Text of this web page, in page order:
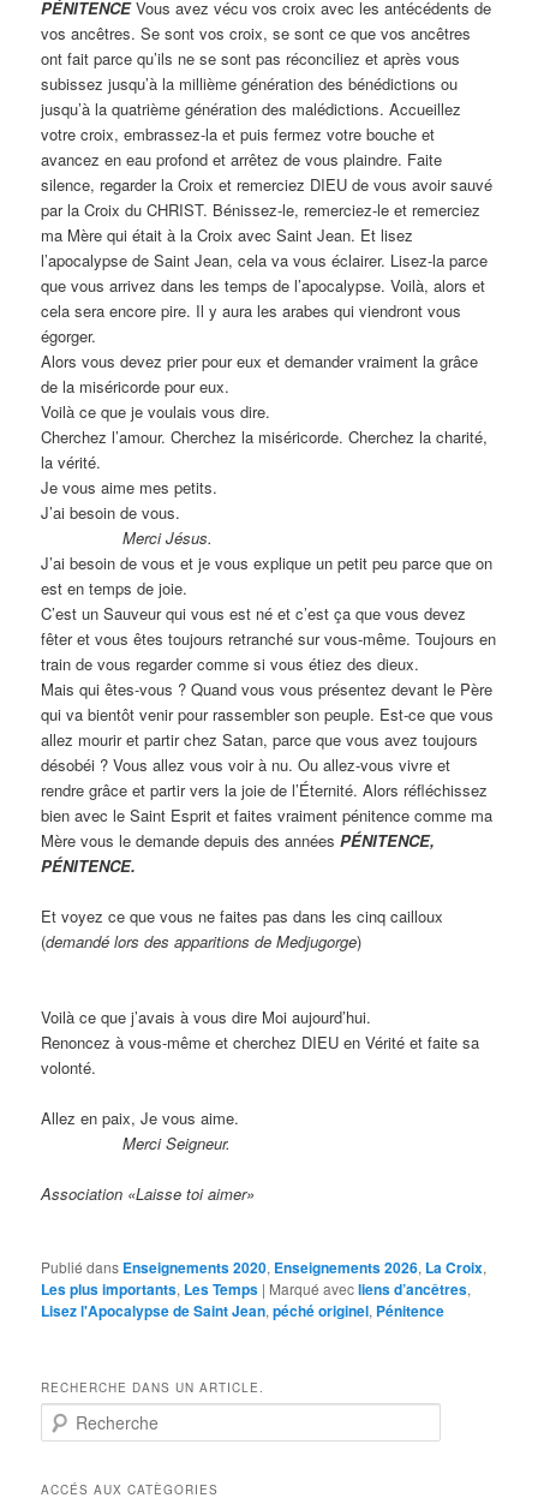
PÉNITENCEVous avez vécu vos croix avec les antécédents de
vos ancêtres. Se sont vos croix, se sont ce que vos ancêtres
ont fait parce qu’ils ne se sont pas réconciliez et après vous
subissez jusqu’à la millième génération des bénédictions ou
jusqu’à la quatrième génération des malédictions. Accueillez
votre croix, embrassez-la et puis fermez votre bouche et
avancez en eau profond et arrêtez de vous plaindre. Faite
silence, regarder la Croix et remerciez DIEU de vous avoir sauvé
par la Croix du CHRIST. Bénissez-le, remerciez-le et remerciez
ma Mère qui était à la Croix avec Saint Jean. Et lisez
l’apocalypse de Saint Jean, cela va vous éclairer. Lisez-la parce
que vous arrivez dans les temps de l’apocalypse. Voilà, alors et
cela sera encore pire. Il y aura les arabes qui viendront vous
égorger.
Alors vous devez prier pour eux et demander vraiment la grâce
de la miséricorde pour eux.
Voilà ce que je voulais vous dire.
Cherchez l’amour. Cherchez la miséricorde. Cherchez la charité,
la vérité.
Je vous aime mes petits.
J’ai besoin de vous.
Merci Jésus.
J’ai besoin de vous et je vous explique un petit peu parce que on
est en temps de joie.
C’est un Sauveur qui vous est né et c’est ça que vous devez
fêter et vous êtes toujours retranché sur vous-même. Toujours en
train de vous regarder comme si vous étiez des dieux.
Mais qui êtes-vous ? Quand vous vous présentez devant le Père
qui va bientôt venir pour rassembler son peuple. Est-ce que vous
allez mourir et partir chez Satan, parce que vous avez toujours
désobéi ? Vous allez vous voir à nu. Ou allez-vous vivre et
rendre grâce et partir vers la joie de l’Éternité. Alors réfléchissez
bien avec le Saint Esprit et faites vraiment pénitence comme ma
Mère vous le demande depuis des années PÉNITENCE,
PÉNITENCE.
Et voyez ce que vous ne faites pas dans les cinq cailloux
(demandé lors des apparitions de Medjugorge)
Voilà ce que j’avais à vous dire Moi aujourd’hui.
Renoncez à vous-même et cherchez DIEU en Vérité et faite sa
volonté.
Allez en paix, Je vous aime.
Merci Seigneur.
Association «Laisse toi aimer»
Publié dans Enseignements 2020, Enseignements 2026, La Croix,
Les plus importants, Les Temps | Marqué avecliens d’ancêtres,
Lisez l'Apocalypse de Saint Jean,péché originel, Pénitence
RECHERCHE DANS UN ARTICLE.
e
h
ACCÉS AUX CATÈGORIES